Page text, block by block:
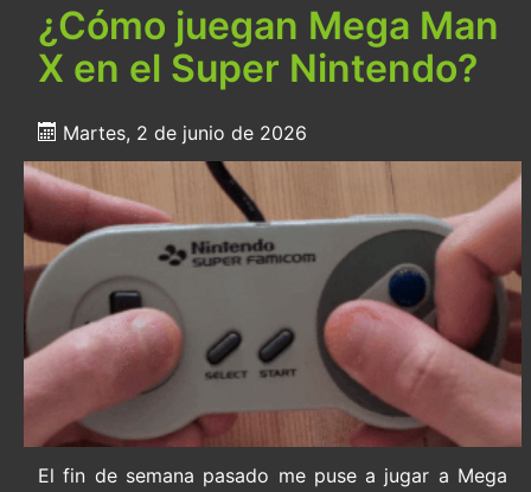
¿Cómo juegan Mega Man
X en el Super Nintendo?
Martes, 2 de junio de 2026
El fin de semana pasado me puse a jugar a Mega